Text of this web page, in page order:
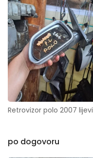
Retrovizor polo 2007 lijevi
po dogovoru